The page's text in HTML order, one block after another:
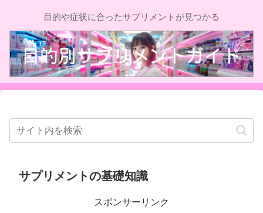
目的や症状に合ったサプリメントが見つかる
サプリメントの基礎知識
スポンサーリンク